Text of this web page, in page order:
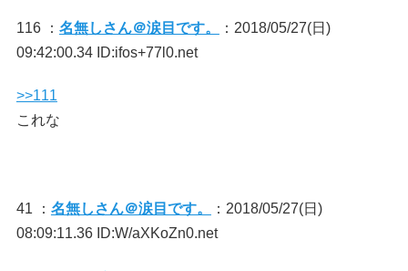
116 ： 名無しさん＠涙目です。
：2018/05/27(日)
09:42:00.34 ID:ifos+77l0.net
>>111
これな
41 ： 名無しさん＠涙目です。
：2018/05/27(日)
08:09:11.36 ID:W/aXKoZn0.net